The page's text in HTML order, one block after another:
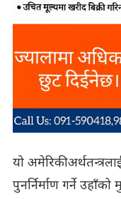
यो अमेरिकी
पुनर्निर्माण गर्ने